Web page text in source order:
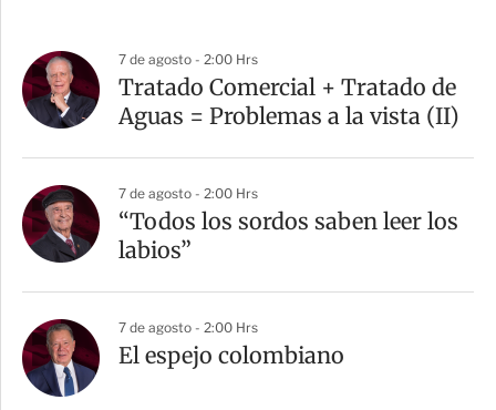
7 de agosto - 2:00 Hrs
Tratado Comercial + Tratado de
Aguas = Problemas a la vista (II)
7 de agosto - 2:00 Hrs
“Todos los sordos saben leer los
labios”
7 de agosto - 2:00 Hrs
El espejo colombiano